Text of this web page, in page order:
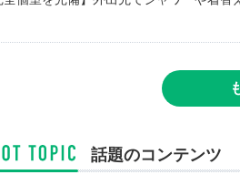
話題のコンテンツ